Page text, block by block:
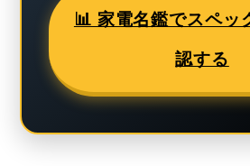
📊 家電名鑑でスペッ
認する